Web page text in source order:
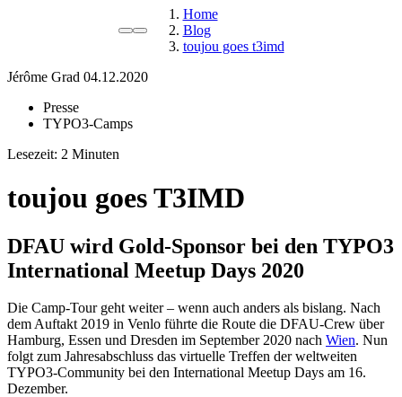
Home
Blog
toujou goes t3imd
Jérôme Grad 04.12.2020
Presse
TYPO3-Camps
Lesezeit:
toujou goes T3IMD
DFAU wird Gold-Sponsor bei den TYPO3
International Meetup Days 2020
Die Camp-Tour geht weiter – wenn auch anders als bislang. Nach
dem Auftakt 2019 in Venlo führte die Route die DFAU-Crew über
Hamburg, Essen und Dresden im September 2020 nach Wien. Nun
folgt zum Jahresabschluss das virtuelle Treffen der weltweiten
TYPO3-Community bei den International Meetup Days am 16.
Dezember.